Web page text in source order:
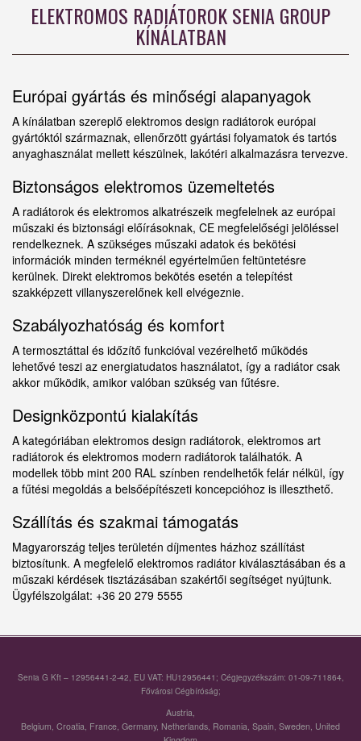
ELEKTROMOS RADIÁTOROK SENIA GROUP
KÍNÁLATBAN
Európai gyártás és minőségi alapanyagok
A kínálatban szereplő elektromos design radiátorok európai
gyártóktól származnak, ellenőrzött gyártási folyamatok és tartós
anyaghasználat mellett készülnek, lakótéri alkalmazásra tervezve.
Biztonságos elektromos üzemeltetés
A radiátorok és elektromos alkatrészeik megfelelnek az európai
műszaki és biztonsági előírásoknak, CE megfelelőségi jelöléssel
rendelkeznek. A szükséges műszaki adatok és bekötési
információk minden terméknél egyértelműen feltüntetésre
kerülnek. Direkt elektromos bekötés esetén a telepítést
szakképzett villanyszerelőnek kell elvégeznie.
Szabályozhatóság és komfort
A termosztáttal és időzítő funkcióval vezérelhető működés
lehetővé teszi az energiatudatos használatot, így a radiátor csak
akkor működik, amikor valóban szükség van fűtésre.
Designközpontú kialakítás
A kategóriában elektromos design radiátorok, elektromos art
radiátorok és elektromos modern radiátorok találhatók. A
modellek több mint 200 RAL színben rendelhetők felár nélkül, így
a fűtési megoldás a belsőépítészeti koncepcióhoz is illeszthető.
Szállítás és szakmai támogatás
Magyarország teljes területén díjmentes házhoz szállítást
biztosítunk. A megfelelő elektromos radiátor kiválasztásában és a
műszaki kérdések tisztázásában szakértői segítséget nyújtunk.
Ügyfélszolgálat: +36 20 279 5555
Senia G Kft – 12956441-2-42, EU VAT: HU12956441; Cégjegyzékszám: 01-09-711864,
Fővárosi Cégbíróság;
Austria,
Belgium, Croatia, France, Germany, Netherlands, Romania, Spain, Sweden, United